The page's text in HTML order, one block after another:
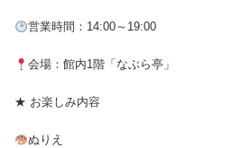
営業時間：14:00～19:00
会場：館内1階「なぶら亭」
★ お楽しみ内容
ぬりえ